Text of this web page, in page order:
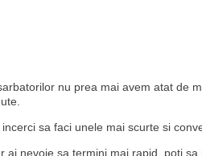
nu prea mai avem atat de
sa faci unele mai scurte si
ai nevoie sa termini mai rapid, poti sa